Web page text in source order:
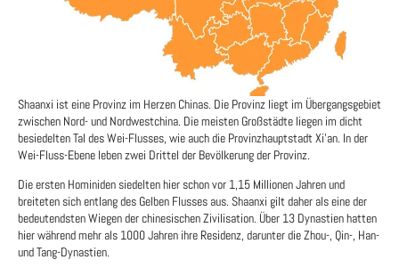
Shaanxi ist eine Provinz im Herzen Chinas. Die Provinz liegt im Übergangsgebiet
zwischen Nord- und Nordwestchina. Die meisten Großstädte liegen im dicht
besiedelten Tal des Wei-Flusses, wie auch die Provinzhauptstadt Xi'an. In der
Wei-Fluss-Ebene leben zwei Drittel der Bevölkerung der Provinz.
Die ersten Hominiden siedelten hier schon vor 1,15 Millionen Jahren und
breiteten sich entlang des Gelben Flusses aus. Shaanxi gilt daher als eine der
bedeutendsten Wiegen der chinesischen Zivilisation. Über 13 Dynastien hatten
hier während mehr als 1000 Jahren ihre Residenz, darunter die Zhou-, Qin-, Han-
und Tang-Dynastien.